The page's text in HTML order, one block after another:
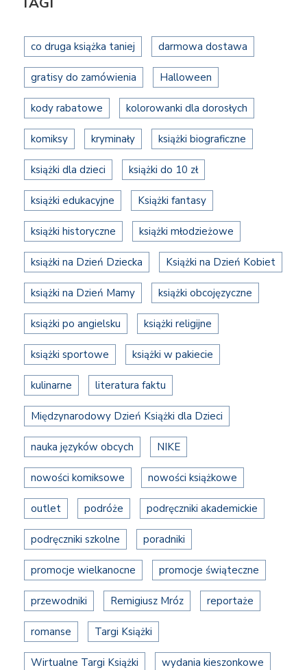
co druga książka taniej darmowa dostawa
gratisy do zamówienia Halloween
kody rabatowe kolorowanki dla dorosłych
komiksy kryminały książki biograficzne
książki dla dzieci książki do 10 zł
książki edukacyjne Książki fantasy
książki historyczne książki młodzieżowe
książki na Dzień Dziecka Książki na Dzień Kobiet
książki na Dzień Mamy książki obcojęzyczne
książki po angielsku książki religijne
książki sportowe książki w pakiecie
kulinarne literatura faktu
Międzynarodowy Dzień Książki dla Dzieci
nauka języków obcych NIKE
nowości komiksowe nowości książkowe
outlet podróże podręczniki akademickie
podręczniki szkolne poradniki
promocje wielkanocne promocje świąteczne
przewodniki Remigiusz Mróz reportaże
romanse Targi Książki
Wirtualne Targi Książki wydania kieszonkowe